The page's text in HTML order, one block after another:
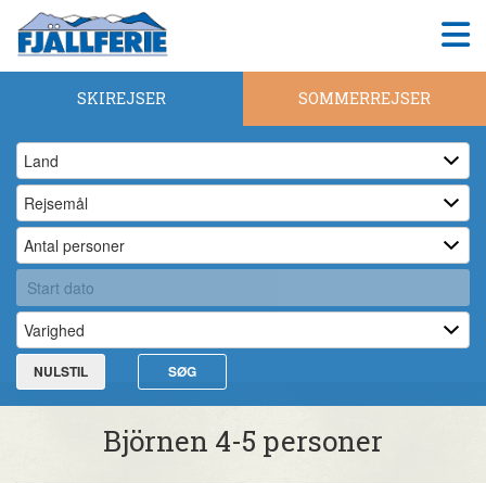
SKIREJSER SOMMERREJSER
NULSTIL SØG
Björnen 4-5 personer